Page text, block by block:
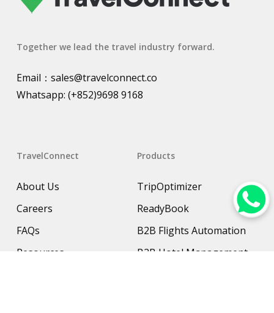
Together we lead the travel industry forward.
Email： sales@travelconnect.co
Whatsapp: (+852)9698 9168
TravelConnect
About Us
Careers
FAQs
Resources
Products
TripOptimizer
ReadyBook
B2B Flights Automation
B2B Hotel Management